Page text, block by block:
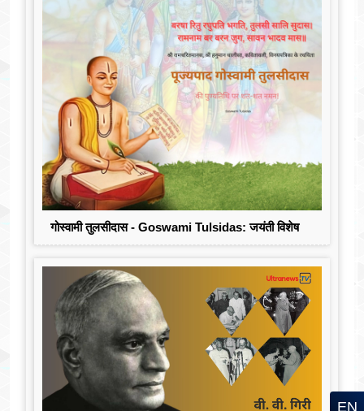
गोस्वामी तुलसीदास - Goswami Tulsidas: जयंती विशेष
EN